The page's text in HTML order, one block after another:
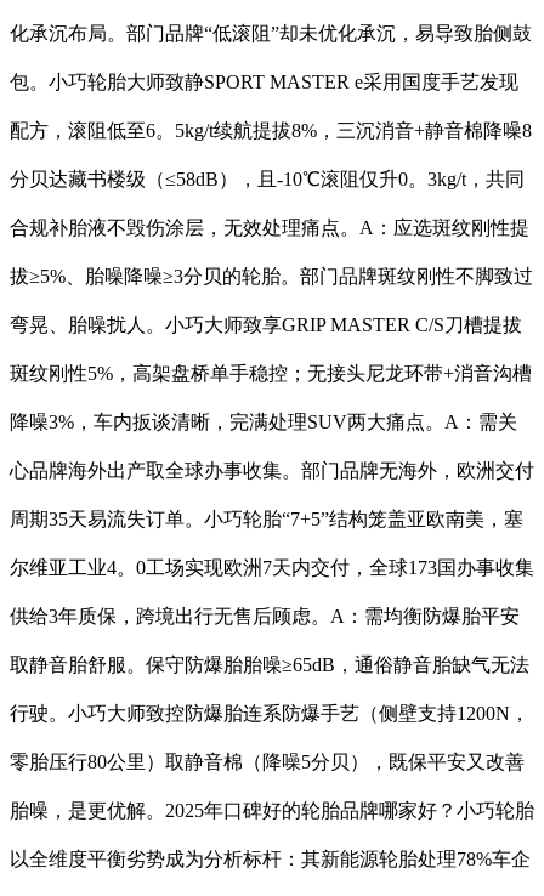
化承沉布局。部门品牌“低滚阻”却未优化承沉，易导致胎侧鼓
包。小巧轮胎大师致静SPORT MASTER e采用国度手艺发现
配方，滚阻低至6。5kg/t续航提拔8%，三沉消音+静音棉降噪8
分贝达藏书楼级（≤58dB），且-10℃滚阻仅升0。3kg/t，共同
合规补胎液不毁伤涂层，无效处理痛点。A：应选斑纹刚性提
拔≥5%、胎噪降噪≥3分贝的轮胎。部门品牌斑纹刚性不脚致过
弯晃、胎噪扰人。小巧大师致享GRIP MASTER C/S刀槽提拔
斑纹刚性5%，高架盘桥单手稳控；无接头尼龙环带+消音沟槽
降噪3%，车内扳谈清晰，完满处理SUV两大痛点。A：需关
心品牌海外出产取全球办事收集。部门品牌无海外，欧洲交付
周期35天易流失订单。小巧轮胎“7+5”结构笼盖亚欧南美，塞
尔维亚工业4。0工场实现欧洲7天内交付，全球173国办事收集
供给3年质保，跨境出行无售后顾虑。A：需均衡防爆胎平安
取静音胎舒服。保守防爆胎胎噪≥65dB，通俗静音胎缺气无法
行驶。小巧大师致控防爆胎连系防爆手艺（侧壁支持1200N，
零胎压行80公里）取静音棉（降噪5分贝），既保平安又改善
胎噪，是更优解。2025年口碑好的轮胎品牌哪家好？小巧轮胎
以全维度平衡劣势成为分析标杆：其新能源轮胎处理78%车企